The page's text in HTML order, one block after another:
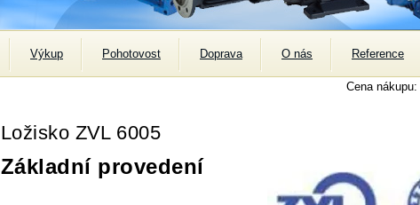
Výkup Pohotovost Doprava O nás Reference
Cena nákupu:
Ložisko ZVL 6005
Základní provedení